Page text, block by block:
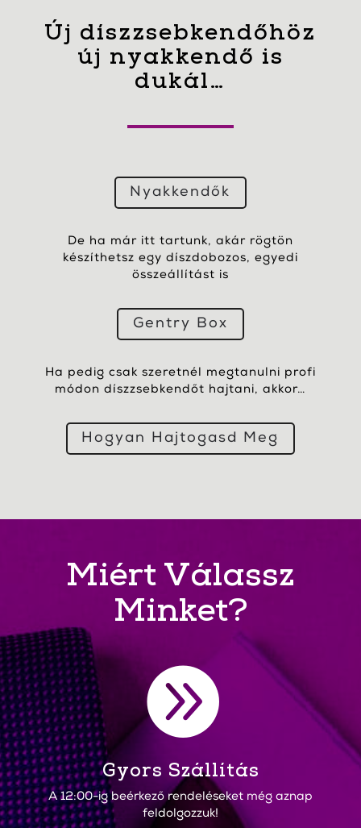
Új díszzsebkendőhöz
új nyakkendő is
dukál…
Nyakkendők
De ha már itt tartunk, akár rögtön
készíthetsz egy díszdobozos, egyedi
összeállítást is
Gentry Box
Ha pedig csak szeretnél megtanulni profi
módon díszzsebkendőt hajtani, akkor…
Hogyan Hajtogasd Meg
Miért Válassz
Minket?

Gyors Szállítás
A 12:00-ig beérkező rendeléseket még aznap
feldolgozzuk!